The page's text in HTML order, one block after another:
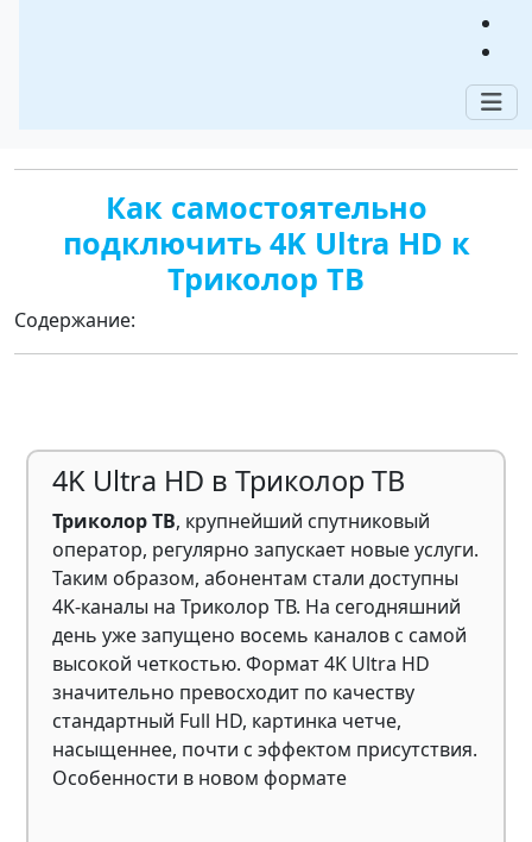
самостоятельно подключить 4K Ultra HD к Триколор
Как самостоятельно
подключить 4K Ultra HD к
Триколор ТВ
Содержание:
4K Ultra HD в Триколор ТВ
Триколор ТВ, крупнейший спутниковый
оператор, регулярно запускает новые услуги.
Таким образом, абонентам стали доступны
4K-каналы на Триколор ТВ. На сегодняшний
день уже запущено восемь каналов с самой
высокой четкостью. Формат 4K Ultra HD
значительно превосходит по качеству
стандартный Full HD, картинка четче,
насыщеннее, почти с эффектом присутствия.
Особенности в новом формате